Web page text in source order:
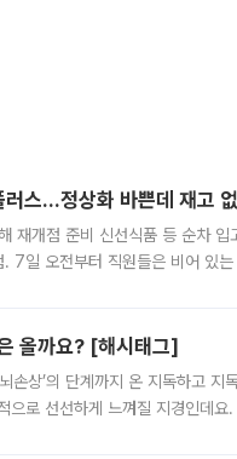
스…정상화 바쁜데 재고
재개점 준비 신선식품 등 순차
. 7일 오전부터 직원들은 비어 있
올까요? [해시태그]
손상’의 단계까지 온 지독하고
로 선선하게 느껴질 지경인데